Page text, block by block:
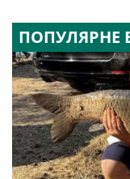
ПОПУЛЯРНЕ